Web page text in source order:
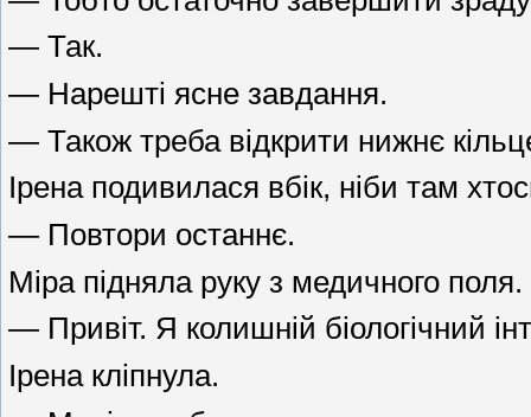
— Так.
— Нарешті ясне завдання.
— Також треба відкрити нижнє
Ірена подивилася вбік, ніби там
— Повтори останнє.
Міра підняла руку з медичного поля.
— Привіт. Я колишній біологічний
Ірена кліпнула.